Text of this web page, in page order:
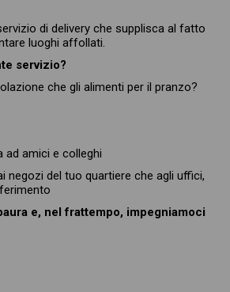
di delivery che supplisca al fatto
luoghi affollati.
servizio?
che gli alimenti per il pranzo?
ad amici e colleghi
negozi del tuo quartiere che agli uffici,
e, nel frattempo, impegniamoci